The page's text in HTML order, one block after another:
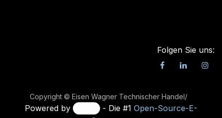
Folgen Sie uns:
Copyright © Eisen Wagner Technischer Handel/
Powered by - Die #1 Open-Source-E-